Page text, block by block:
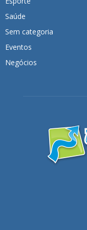
Saúde
Sem categoria
Eventos
Negócios